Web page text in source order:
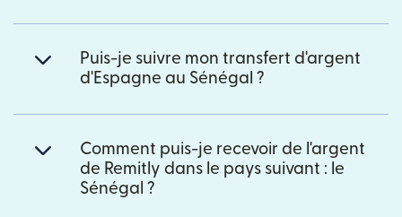
Puis-je suivre mon transfert d'argent
d'Espagne au Sénégal ?
Comment puis-je recevoir de l'argent
de Remitly dans le pays suivant : le
Sénégal ?